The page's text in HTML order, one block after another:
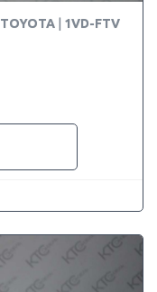
TOYOTA 1VD-FTV